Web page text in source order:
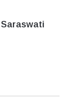
Saraswati